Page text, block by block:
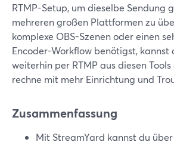
RTMP-Setup, um dieselbe Sendung
mehreren großen Plattformen zu
komplexe OBS-Szenen oder einen
Encoder-Workflow benötigst, kannst
weiterhin per RTMP aus diesen
rechne mit mehr Einrichtung und
Zusammenfassung
Mit StreamYard kannst du